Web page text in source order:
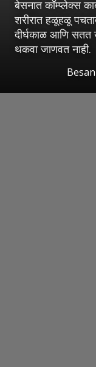
बेसनात कॉम्प्लेक्स
शरीरात हळूहळू
दीर्घकाळ आणि सतत
थकवा जाणवत नाही.